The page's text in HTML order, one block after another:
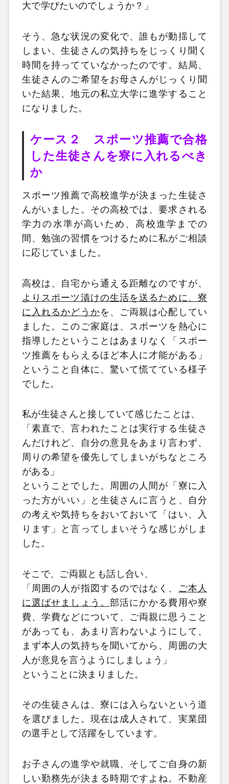
大で学びたいのでしょうか？」
そう、急な状況の変化で、誰もが動揺して
しまい、生徒さんの気持ちをじっくり聞く
時間を持ってていなかったのです。結局、
生徒さんのご希望をお母さんがじっくり聞
いた結果、地元の私立大学に進学すること
になりました。
ケース２ スポーツ推薦で合格
した生徒さんを寮に入れるべき
か
スポーツ推薦で高校進学が決まった生徒さ
んがいました。その高校では、要求される
学力の水準が高いため、高校進学までの
間、勉強の習慣をつけるために私がご相談
に応じていました。
高校は、自宅から通える距離なのですが、
よりスポーツ漬けの生活を送るために、寮
に入れるかどうかを、ご両親は心配してい
ました。このご家庭は、スポーツを熱心に
指導したということはあまりなく「スポー
ツ推薦をもらえるほど本人に才能がある」
ということ自体に、驚いて慌てている様子
でした。
私が生徒さんと接していて感じたことは、
「素直で、言われたことは実行する生徒さ
んだけれど、自分の意見をあまり言わず、
周りの希望を優先してしまいがちなところ
がある」
ということでした。周囲の人間が「寮に入
った方がいい」と生徒さんに言うと、自分
の考えや気持ちをおいておいて「はい、入
ります」と言ってしまいそうな感じがしま
した。
そこで、ご両親とも話し合い、
「周囲の人が指図するのではなく、
ご本人
に選ばせましょう。 部活にかかる費用や寮
費、学費などについて、ご両親に思うこと
があっても、あまり言わないようにして、
まず本人の気持ちを聞いてから、周囲の大
人が意見を言うようにしましょう」
ということに決まりました。
その生徒さんは、寮には入らないという道
を選びました。現在は成人されて、実業団
の選手として活躍をしています。
お子さんの進学や就職、そしてご自身の新
しい勤務先が決まる時期ですよね。不動産